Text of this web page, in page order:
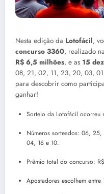
Nesta edição da Lotofácil,
concurso 3360, realizado
R$ 6,5 milhões, e as 15
08, 21, 02, 11, 23, 20, 03,
para descobrir como
ganhar!
Sorteio da Lotofácil ocorreu
Números sorteados: 06,
04, 16 e 10.
Prêmio total do concurso:
Apostadores escolhem entre